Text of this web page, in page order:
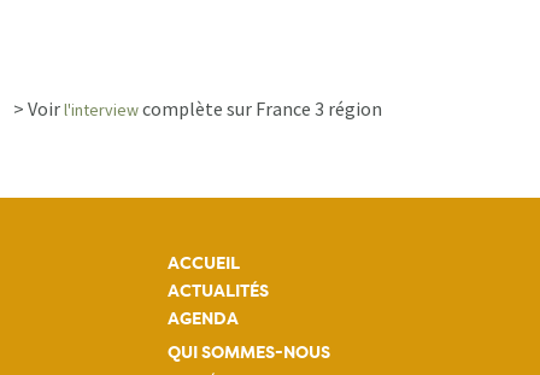
> Voirl'interviewcomplète sur France 3 région
ACCUEIL
ACTUALITÉS
AGENDA
QUI SOMMES-NOUS